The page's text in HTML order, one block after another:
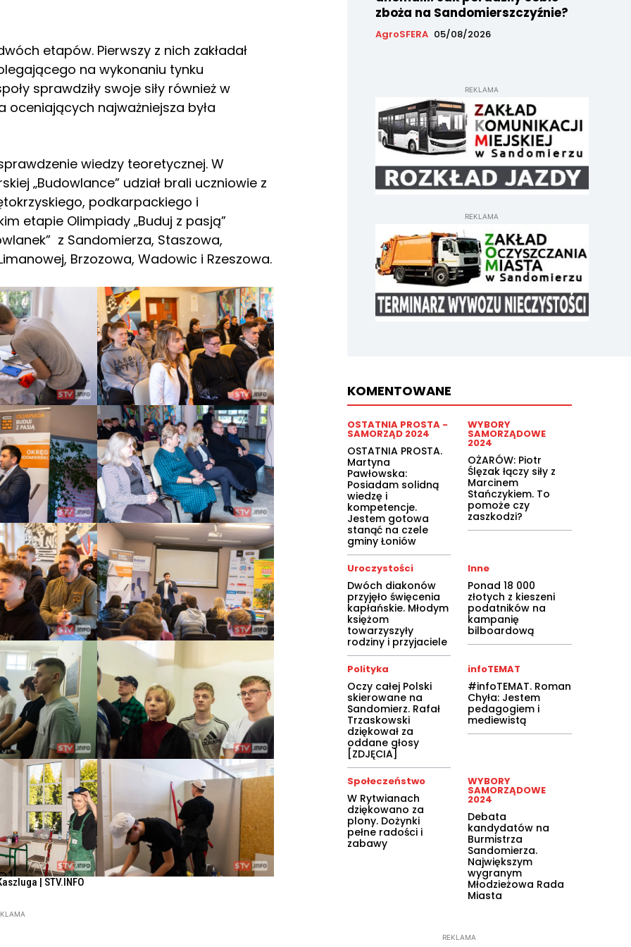
etapów. Pierwszy z nich zakładał
na wykonaniu tynku
sprawdziły swoje siły również w
najważniejsza była
wiedzy teoretycznej. W
„Budowlance” udział brali uczniowie z
podkarpackiego i
etapie Olimpiady „Buduj z pasją”
z Sandomierza, Staszowa,
Brzozowa, Wadowic i Rzeszowa.
| STV.INFO
zboża na Sandomierszczyźnie?
AgroSFERA 05/08/2026
REKLAMA
REKLAMA
KOMENTOWANE
OSTATNIA PROSTA -
SAMORZĄD 2024
OSTATNIA PROSTA.
Martyna
Pawłowska:
Posiadam solidną
wiedzę i
kompetencje.
Jestem gotowa
stanąć na czele
gminy Łoniów
WYBORY
SAMORZĄDOWE
2024
OŻARÓW: Piotr
Ślęzak łączy siły z
Marcinem
Stańczykiem. To
pomoże czy
zaszkodzi?
Uroczystości
Dwóch diakonów
przyjęło święcenia
kapłańskie. Młodym
księżom
towarzyszyły
rodziny i przyjaciele
Inne
Ponad 18 000
złotych z kieszeni
podatników na
kampanię
bilboardową
Polityka
Oczy całej Polski
skierowane na
Sandomierz. Rafał
Trzaskowski
dziękował za
oddane głosy
[ZDJĘCIA]
infoTEMAT
#infoTEMAT. Roman
Chyła: Jestem
pedagogiem i
mediewistą
Społeczeństwo
W Rytwianach
dziękowano za
plony. Dożynki
pełne radości i
zabawy
WYBORY
SAMORZĄDOWE
2024
Debata
kandydatów na
Burmistrza
Sandomierza.
Największym
wygranym
Młodzieżowa Rada
Miasta
REKLAMA